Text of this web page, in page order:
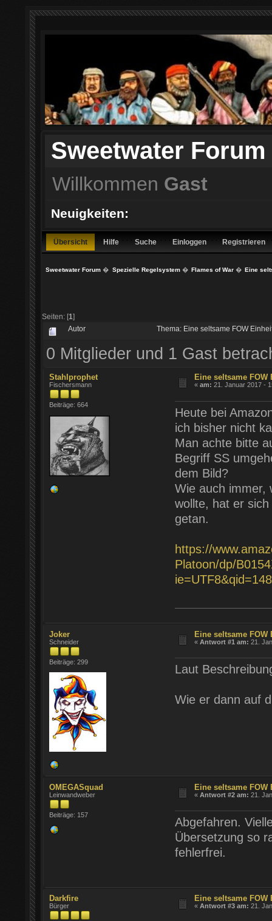
Sweetwater Forum
Willkommen Gast
Neuigkeiten:
Übersicht Hilfe Suche Einloggen Registrieren
Sweetwater Forum � Spezielle Regelsystem� Flames of War� Eine
Seiten: [1]
Autor Thema: Eine seltsame FOW
0 Mitglieder und 1 Gast
Stahlprophet
Fischersmann
Beiträge: 664
Eine seltsame FOW
«am: 21. Januar 2017 -
Heute bei
ich bisher nicht
Man achte bitte
Begriff SS
dem Bild?
Wie auch immer,
wollte, hat er
getan.
https://
Platoon/dp/
Joker
Schneider
Beiträge: 299
Eine seltsame FOW
«Antwort #1 am: 21.
Laut
Wie er dann auf
OMEGASquad
Leinwandweber
Beiträge: 157
Eine seltsame FOW
«Antwort #2 am: 21.
Abgefahren.
Übersetzung so
fehlerfrei.
Darkfire
Bürger
Eine seltsame FOW
«Antwort #3 am: 21.